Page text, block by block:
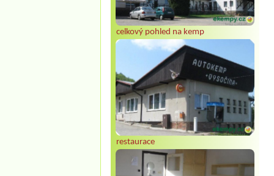
celkový pohled na kemp
restaurace